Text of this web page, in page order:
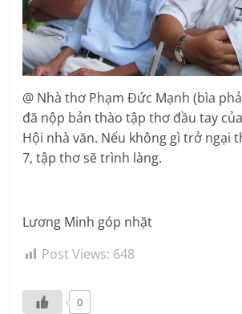
@ Nhà thơ Phạm Đức Mạnh (bìa
đã nộp bản thào tập thơ đầu tay
Hội nhà văn. Nếu không gì trở ngại
7, tập thơ sẽ trình làng.
Lương Minh góp nhặt
Post Views: 648
0